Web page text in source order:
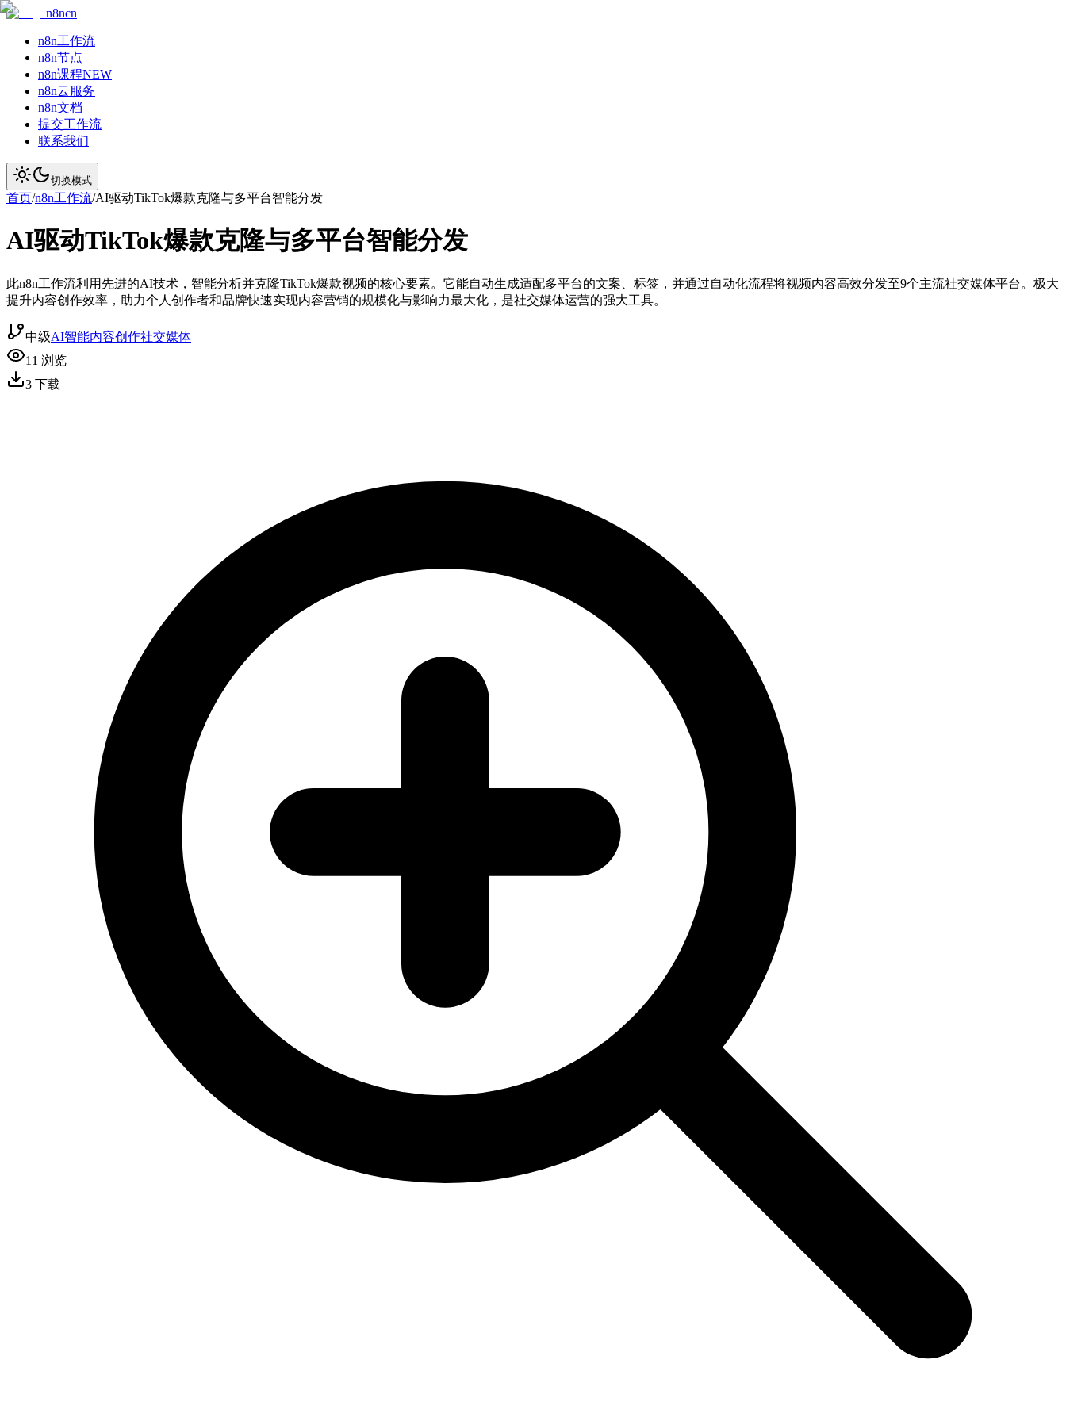
n8ncn
n8n工作流
n8n节点
n8n课程NEW
n8n云服务
n8n文档
提交工作流
联系我们
切换模式
首页/n8n工作流/AI驱动TikTok爆款克隆与多平台智能分发
AI驱动TikTok爆款克隆与多平台智能分发
此n8n工作流利用先进的AI技术，智能分析并克隆TikTok爆款视频的核心要素。它能自动生成适配多平台的文案、标签，并通过自动化流程将视频内容高效分发至9个主流社交媒体平台。极大
提升内容创作效率，助力个人创作者和品牌快速实现内容营销的规模化与影响力最大化，是社交媒体运营的强大工具。
中级AI智能内容创作社交媒体
11 浏览
3 下载